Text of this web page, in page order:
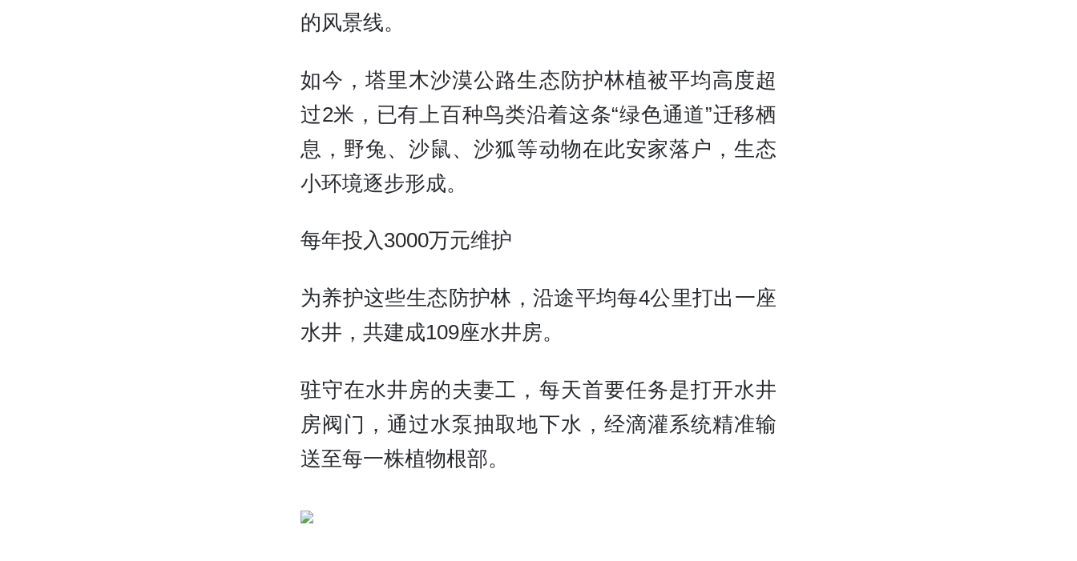
的风景线。
如今，塔里木沙漠公路生态防护林植被平均高度超
过2米，已有上百种鸟类沿着这条“绿色通道”迁移栖
息，野兔、沙鼠、沙狐等动物在此安家落户，生态
小环境逐步形成。
每年投入3000万元维护
为养护这些生态防护林，沿途平均每4公里打出一座
水井，共建成109座水井房。
驻守在水井房的夫妻工，每天首要任务是打开水井
房阀门，通过水泵抽取地下水，经滴灌系统精准输
送至每一株植物根部。